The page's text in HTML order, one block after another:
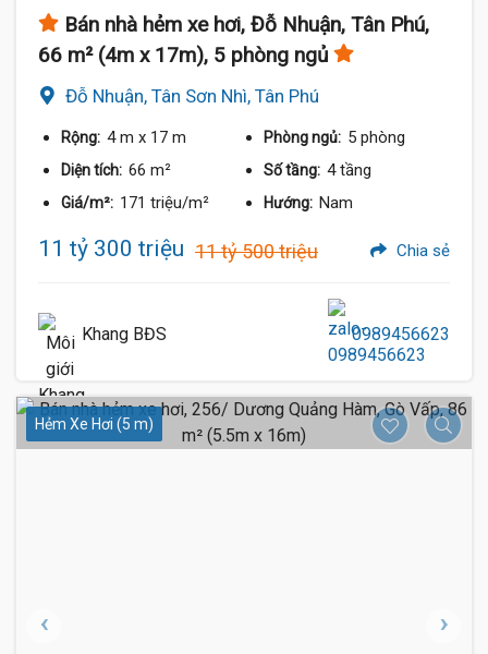
Bán nhà hẻm xe hơi, Đỗ Nhuận, Tân Phú,
66 m² (4m x 17m), 5 phòng ngủ
Đỗ Nhuận, Tân Sơn Nhì, Tân Phú
Rộng: 4 m x 17 m Phòng ngủ: 5 phòng
Diện tích: 66 m² Số tầng: 4 tầng
Giá/m²: 171 triệu/m² Hướng: Nam
11 tỷ 300 triệu 11 tỷ 500 triệu Chia sẻ
Khang BĐS 0989456623
Hẻm Xe Hơi (5 m)